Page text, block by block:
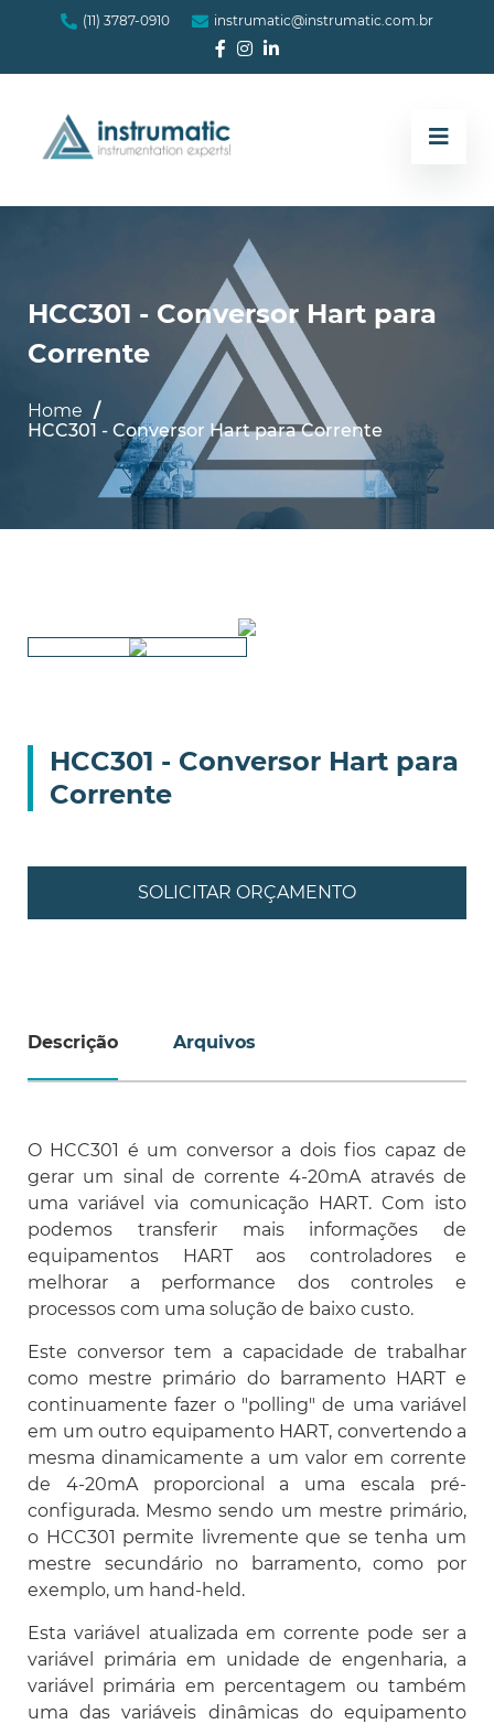
(11) 3787-0910 instrumatic@instrumatic.com.br
HCC301 - Conversor Hart para
Corrente
Home
HCC301 - Conversor Hart para Corrente
HCC301 - Conversor Hart para
Corrente
SOLICITAR ORÇAMENTO
Descrição Arquivos
O HCC301 é um conversor a dois fios capaz de
gerar um sinal de corrente 4-20mA através de
uma variável via comunicação HART. Com isto
podemos transferir mais informações de
equipamentos HART aos controladores e
melhorar a performance dos controles e
processos com uma solução de baixo custo.
Este conversor tem a capacidade de trabalhar
como mestre primário do barramento HART e
continuamente fazer o "polling" de uma variável
em um outro equipamento HART, convertendo a
mesma dinamicamente a um valor em corrente
de 4-20mA proporcional a uma escala pré-
configurada. Mesmo sendo um mestre primário,
o HCC301 permite livremente que se tenha um
mestre secundário no barramento, como por
exemplo, um hand-held.
Esta variável atualizada em corrente pode ser a
variável primária em unidade de engenharia, a
variável primária em percentagem ou também
uma das variáveis dinâmicas do equipamento